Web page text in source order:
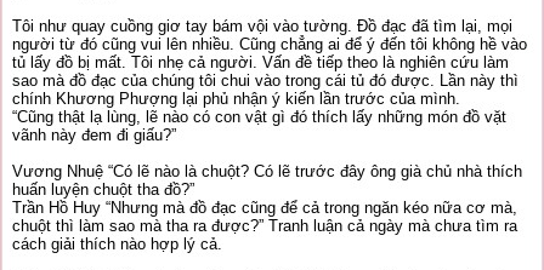
Tôi như quay cuồng giơ tay bám vội vào tường. Đồ đạc đã tìm lại, mọi
người từ đó cũng vui lên nhiều. Cũng chẳng ai để ý đến tôi không hề vào
tủ lấy đồ bị mất. Tôi nhẹ cả người. Vấn đề tiếp theo là nghiên cứu làm
sao mà đồ đạc của chúng tôi chui vào trong cái tủ đó được. Lần này thì
chính Khương Phượng lại phủ nhận ý kiến lần trước của mình.
“Cũng thật lạ lùng, lẽ nào có con vật gì đó thích lấy những món đồ vặt
vãnh này đem đi giấu?”
Vương Nhuệ “Có lẽ nào là chuột? Có lẽ trước đây ông già chủ nhà thích
huấn luyện chuột tha đồ?”
Trần Hồ Huy “Nhưng mà đồ đạc cũng để cả trong ngăn kéo nữa cơ mà,
chuột thì làm sao mà tha ra được?” Tranh luận cả ngày mà chưa tìm ra
cách giải thích nào hợp lý cả.